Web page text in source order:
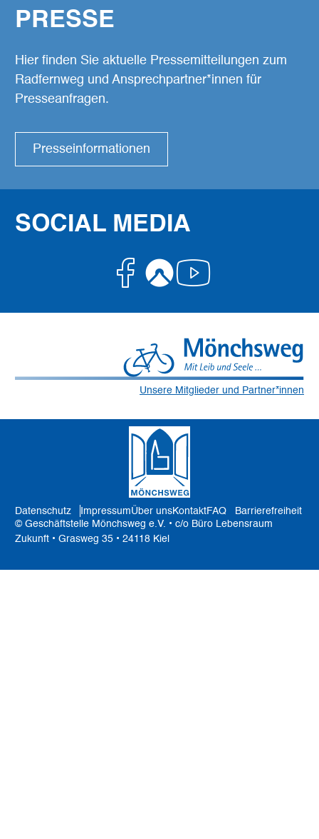
PRESSE
Hier finden Sie aktuelle Pressemitteilungen zum
Radfernweg und Ansprechpartner*innen für
Presseanfragen.
Presseinformationen
SOCIAL MEDIA
Facebook
Komoot
Youtube
Unsere Mitglieder und Partner*innen
Datenschutz ImpressumÜber unsKontaktFAQ
Barrierefreiheit
© Geschäftstelle Mönchsweg e.V. • c/o Büro Lebensraum
Zukunft • Grasweg 35 • 24118 Kiel